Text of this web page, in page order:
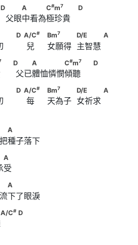
　　A　　
D A C#m7 D
父眼中看為極珍貴
C#m/E
A/C
#
D/E　　　      A
D A/C# Bm7 D/E A
兒     女願得  主智慧
A　　　C
m7
A　　　　C
D A C#m7 D
父已體恤憐憫傾聽
C#m/E
A/C
#
D A/C# Bm7 D/E A
每     天為子  女祈求
A
把種子落下
　　A
A
受
A
流下了眼淚
　A
A/C# D